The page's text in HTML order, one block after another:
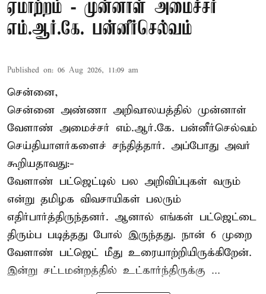
ஏமாற்றம் - முன்னாள் அமைச்சர்
எம்.ஆர்.கே. பன்னீர்செல்வம்
Published on: 06 Aug 2026, 11:09 am
சென்னை,
சென்னை அண்ணா அறிவாலயத்தில் முன்னாள்
வேளாண் அமைச்சர் எம்.ஆர்.கே. பன்னீர்செல்வம்
செய்தியாளர்களைச் சந்தித்தார். அப்போது அவர்
கூறியதாவது:-
வேளாண் பட்ஜெட்டில் பல அறிவிப்புகள் வரும்
என்று தமிழக விவசாயிகள் பலரும்
எதிர்பார்த்திருந்தனர். ஆனால் எங்கள் பட்ஜெட்டை
திரும்ப படித்தது போல் இருந்தது. நான் 6 முறை
வேளாண் பட்ஜெட் மீது உரையாற்றியிருக்கிறேன்.
இன்று சட்டமன்றத்தில் உட்கார்ந்திருக்கு ...